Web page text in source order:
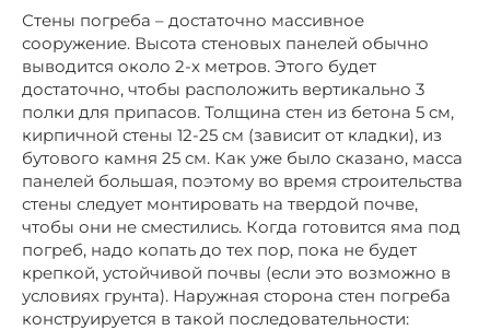
Стены погреба – достаточно массивное
сооружение. Высота стеновых панелей обычно
выводится около 2-х метров. Этого будет
достаточно, чтобы расположить вертикально 3
полки для припасов. Толщина стен из бетона 5 см,
кирпичной стены 12-25 см (зависит от кладки), из
бутового камня 25 см. Как уже было сказано, масса
панелей большая, поэтому во время строительства
стены следует монтировать на твердой почве,
чтобы они не сместились. Когда готовится яма под
погреб, надо копать до тех пор, пока не будет
крепкой, устойчивой почвы (если это возможно в
условиях грунта). Наружная сторона стен погреба
конструируется в такой последовательности: